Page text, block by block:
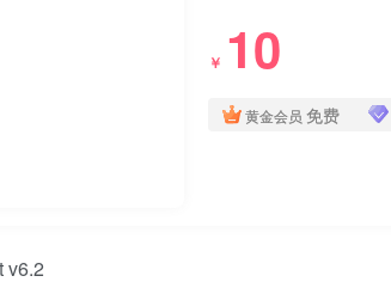
￥ 10
黄金会员 免费